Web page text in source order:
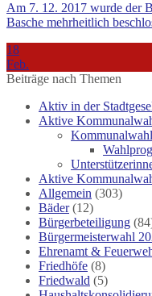
Am 7. 12. 2017 wurde der
Basche mehrheitlich
18
Feb.
Beiträge nach Themen
Aktiv in der
Aktive
Aktive
Allgemein (303)
Bäder(12)
Bürgerbeteiligung
Bürgermeisterwahl
Ehrenamt &
Friedhöfe (8)
Friedwald (5)